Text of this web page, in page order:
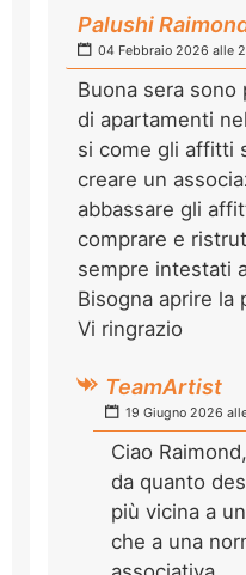
Palushi
04 Febbraio 2026 alle
Buona sera sono
di apartamenti
si come gli affitti
creare un
abbassare gli
comprare e
sempre intestati
Bisogna aprire la
Vi ringrazio
TeamArtist
19 Giugno 2026
Ciao Raimond,
da quanto
più vicina a
che a una